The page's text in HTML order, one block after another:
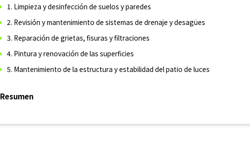
1. Limpieza y desinfección de suelos y paredes
2. Revisión y mantenimiento de sistemas de drenaje y desagües
3. Reparación de grietas, fisuras y filtraciones
4. Pintura y renovación de las superficies
5. Mantenimiento de la estructura y estabilidad del patio de luces
Resumen